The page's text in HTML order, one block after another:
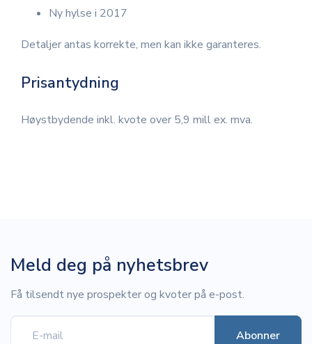
Ny hylse i 2017
Detaljer antas korrekte, men kan ikke garanteres.
Prisantydning
Høystbydende inkl. kvote over 5,9 mill ex. mva.
Meld deg på nyhetsbrev
Få tilsendt nye prospekter og kvoter på e-post.